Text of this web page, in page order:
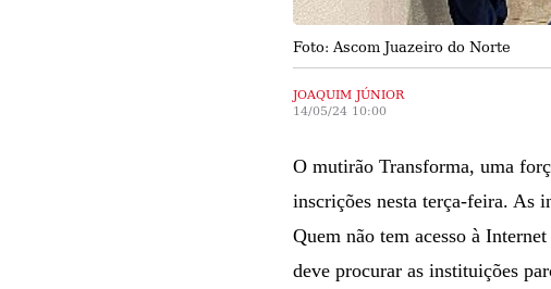
Foto: Ascom Juazeiro do Norte
JOAQUIM JÚNIOR
14/05/24 10:00
O mutirão Transforma, uma
inscrições nesta terça-feira. As
Quem não tem acesso à
deve procurar as instituições